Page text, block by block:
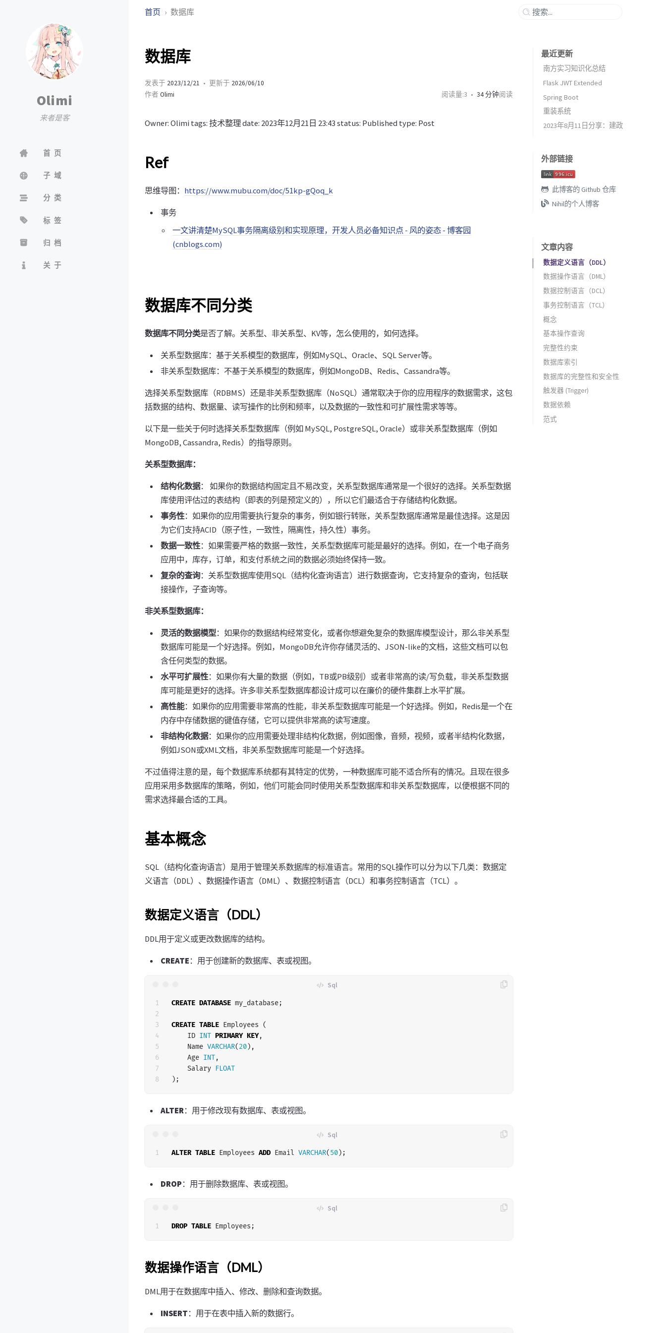
Olimi
来者是客
首页
子域
分类
标签
归档
关于
首页 数据库
数据库
发表于 2023/12/21 更新于 2026/06/10
作者 Olimi 阅读量:3 34 分钟阅读
Owner: Olimi tags: 技术整理 date: 2023年12月21日 23:43 status: Published type: Post
Ref
思维导图： https://www.mubu.com/doc/51kp-gQoq_k
事务
一文讲清楚MySQL事务隔离级别和实现原理，开发人员必备知识点 - 风的姿态 - 博客园
(cnblogs.com)
数据库不同分类
数据库不同分类是否了解。关系型、非关系型、KV等，怎么使用的，如何选择。
关系型数据库：基于关系模型的数据库，例如MySQL、Oracle、SQL Server等。
非关系型数据库：不基于关系模型的数据库，例如MongoDB、Redis、Cassandra等。
选择关系型数据库（RDBMS）还是非关系型数据库（NoSQL）通常取决于你的应用程序的数据需求，这包
括数据的结构、数据量、读写操作的比例和频率，以及数据的一致性和可扩展性需求等等。
以下是一些关于何时选择关系型数据库（例如 MySQL, PostgreSQL, Oracle）或非关系型数据库（例如
MongoDB, Cassandra, Redis）的指导原则。
关系型数据库：
结构化数据： 如果你的数据结构固定且不易改变，关系型数据库通常是一个很好的选择。关系型数据
库使用评估过的表结构（即表的列是预定义的），所以它们最适合于存储结构化数据。
事务性：如果你的应用需要执行复杂的事务，例如银行转账，关系型数据库通常是最佳选择。这是因
为它们支持ACID（原子性，一致性，隔离性，持久性）事务。
数据一致性：如果需要严格的数据一致性，关系型数据库可能是最好的选择。例如，在一个电子商务
应用中，库存，订单，和支付系统之间的数据必须始终保持一致。
复杂的查询：关系型数据库使用SQL（结构化查询语言）进行数据查询，它支持复杂的查询，包括联
接操作，子查询等。
非关系型数据库：
灵活的数据模型：如果你的数据结构经常变化，或者你想避免复杂的数据库模型设计，那么非关系型
数据库可能是一个好选择。例如，MongoDB允许你存储灵活的、JSON-like的文档，这些文档可以包
含任何类型的数据。
水平可扩展性：如果你有大量的数据（例如，TB或PB级别）或者非常高的读/写负载，非关系型数据
库可能是更好的选择。许多非关系型数据库都设计成可以在廉价的硬件集群上水平扩展。
高性能：如果你的应用需要非常高的性能，非关系型数据库可能是一个好选择。例如，Redis是一个在
内存中存储数据的键值存储，它可以提供非常高的读写速度。
非结构化数据：如果你的应用需要处理非结构化数据，例如图像，音频，视频，或者半结构化数据，
例如JSON或XML文档，非关系型数据库可能是一个好选择。
不过值得注意的是，每个数据库系统都有其特定的优势，一种数据库可能不适合所有的情况。且现在很多
应用采用多数据库的策略，例如，他们可能会同时使用关系型数据库和非关系型数据库，以便根据不同的
需求选择最合适的工具。
基本概念
SQL（结构化查询语言）是用于管理关系数据库的标准语言。常用的SQL操作可以分为以下几类：数据定
义语言（DDL）、数据操作语言（DML）、数据控制语言（DCL）和事务控制语言（TCL）。
数据定义语言（DDL）
DDL用于定义或更改数据库的结构。
CREATE ：用于创建新的数据库、表或视图。
1
2
3
4
5
6
7
CREATE DATABASE my_database;
CREATE TABLE Employees (
ID INT PRIMARY KEY,
Name VARCHAR(20),
Age INT,
Salary FLOAT
);
ALTER ：用于修改现有数据库、表或视图。
ALTER TABLE Employees ADD Email VARCHAR(50);
DROP ：用于删除数据库、表或视图。
DROP TABLE Employees ;
数据操作语言（DML）
DML用于在数据库中插入、修改、删除和查询数据。
INSERT ：用于在表中插入新的数据行。
最近更新
南方实习知识化总结
Flask JWT Extended
Spring Boot
重装系统
2023年8月11日分享：建政
外部链接
此博客的 Github 仓库
Nihil的个人博客
文章内容
数据定义语言（DDL）
数据操作语言（DML）
数据控制语言（DCL）
事务控制语言（TCL）
概念
候选键
基本操作查询
完整性约束
数据库索引
数据库的完整性和安全性
触发器 (Trigger)
数据依赖
范式